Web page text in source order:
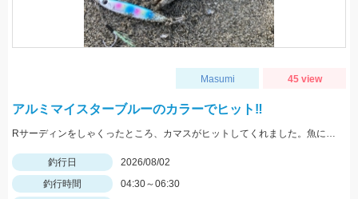
Masumi 45 view
アルミマイスターブルーのカラーでヒット‼️
Rサーディンをしゃくったところ、カマスがヒットしてくれました。魚に感謝です。 新色のマイスターブルーカラーで釣れ嬉しい1匹です。
釣行日
2026/08/02
釣行時間
04:30～06:30